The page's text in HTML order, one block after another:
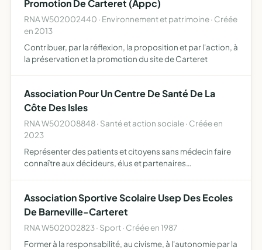
Promotion De Carteret (Appc)
RNA W502002440 · Environnement et patrimoine · Créée
en 2013
Contribuer, par la réflexion, la proposition et par l'action, à
la préservation et la promotion du site de Carteret
Association Pour Un Centre De Santé De La
Côte Des Isles
RNA W502008848 · Santé et action sociale · Créée en
2023
Représenter des patients et citoyens sans médecin faire
connaître aux décideurs, élus et partenaires
local,…
Association Sportive Scolaire Usep Des Ecoles
De Barneville-Carteret
RNA W502002823 · Sport · Créée en 1987
Former à la responsabilité, au civisme, à l'autonomie par la